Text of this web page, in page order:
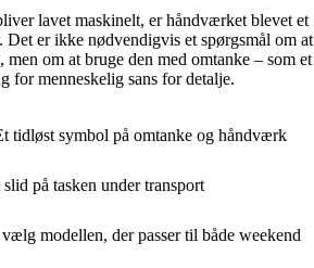
lavet maskinelt, er håndværket blevet et
Det er ikke nødvendigvis et spørgsmål om at
om at bruge den med omtanke – som et
for menneskelig sans for detalje.
tidløst symbol på omtanke og håndværk
på tasken under transport
modellen, der passer til både weekend